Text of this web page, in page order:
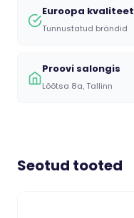
Euroopa kvaliteet
Tunnustatud brändid
Proovi salongis
Lõõtsa 8a, Tallinn
Seotud tooted